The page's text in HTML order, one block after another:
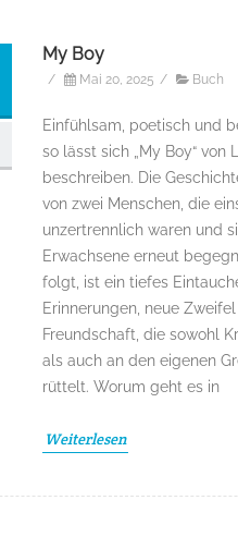
My Boy
/ Mai 20, 2025 / Buch
Einfühlsam, poetisch und
so lässt sich „My Boy“ von
beschreiben. Die
von zwei Menschen, die
unzertrennlich waren und
Erwachsene erneut
folgt, ist ein tiefes
Erinnerungen, neue
Freundschaft, die sowohl
als auch an den eigenen
rüttelt. Worum geht es in
Weiterlesen